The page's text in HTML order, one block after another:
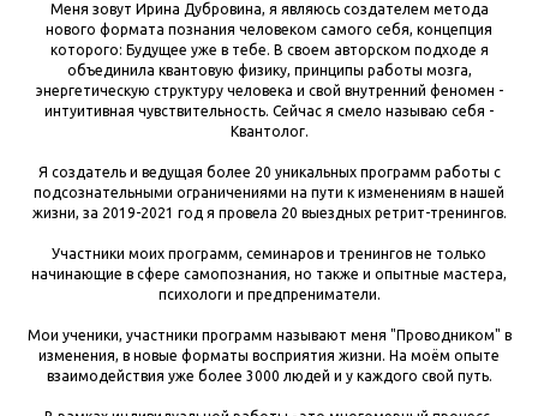
Меня зовут Ирина Дубровина, я являюсь создателем метода
нового формата познания человеком самого себя, концепция
которого: Будущее уже в тебе. В своем авторском подходе я
объединила квантовую физику, принципы работы мозга,
энергетическую структуру человека и свой внутренний феномен -
интуитивная чувствительность. Сейчас я смело называю себя -
Квантолог.
Я создатель и ведущая более 20 уникальных программ работы с
подсознательными ограничениями на пути к изменениям в нашей
жизни, за 2019-2021 год я провела 20 выездных ретрит-тренингов.
Участники моих программ, семинаров и тренингов не только
начинающие в сфере самопознания, но также и опытные мастера,
психологи и предпрениматели.
Мои ученики, участники программ называют меня "Проводником" в
изменения, в новые форматы восприятия жизни. На моём опыте
взаимодействия уже более 3000 людей и у каждого свой путь.